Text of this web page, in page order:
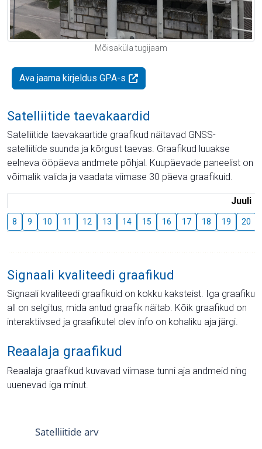
Mõisaküla tugijaam
Ava jaama kirjeldus GPA-s
Satelliitide taevakaardid
Satelliitide taevakaartide graafikud näitavad GNSS-
satelliitide suunda ja kõrgust taevas. Graafikud luuakse
eelneva ööpäeva andmete põhjal. Kuupäevade paneelist on
võimalik valida ja vaadata viimase 30 päeva graafikuid.
Juuli
8 9 10 11 12 13 14 15 16 17 18 19 20
Signaali kvaliteedi graafikud
Signaali kvaliteedi graafikuid on kokku kaksteist. Iga graafiku
all on selgitus, mida antud graafik näitab. Kõik graafikud on
interaktiivsed ja graafikutel olev info on kohaliku aja järgi.
Reaalaja graafikud
Reaalaja graafikud kuvavad viimase tunni aja andmeid ning
uuenevad iga minut.